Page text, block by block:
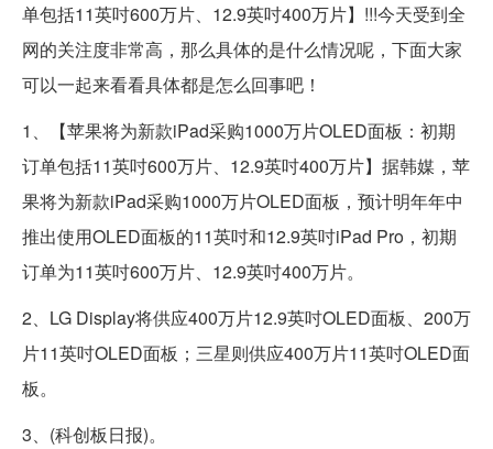
单包括11英吋600万片、12.9英吋400万片】!!!今天受到全
网的关注度非常高，那么具体的是什么情况呢，下面大家
可以一起来看看具体都是怎么回事吧！
1、【苹果将为新款iPad采购1000万片OLED面板：初期
订单包括11英吋600万片、12.9英吋400万片】据韩媒，苹
果将为新款iPad采购1000万片OLED面板，预计明年年中
推出使用OLED面板的11英吋和12.9英吋iPad Pro，初期
订单为11英吋600万片、12.9英吋400万片。
2、LG Display将供应400万片12.9英吋OLED面板、200万
片11英吋OLED面板；三星则供应400万片11英吋OLED面
板。
3、(科创板日报)。